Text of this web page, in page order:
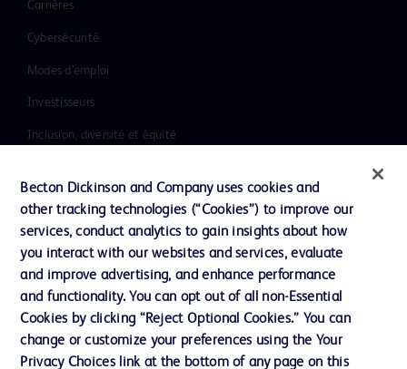
Carrières
Cybersécurité
Modes d’emploi
Investisseurs
Inclusion, diversité et équité
Actualités, médias et blogs
Notre entreprise
Ethique et conformité
Nous contacter
Becton Dickinson and Company uses cookies and
other tracking technologies (“Cookies”) to improve our
services, conduct analytics to gain insights about how
you interact with our websites and services, evaluate
and improve advertising, and enhance performance
and functionality. You can opt out of all non-Essential
Cookies by clicking “Reject Optional Cookies.” You can
change or customize your preferences using the Your
Privacy Choices link at the bottom of any page on this